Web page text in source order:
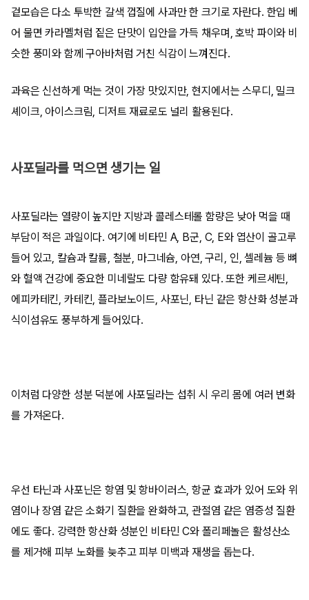
겉모습은 다소 투박한 갈색 껍질에 사과만 한 크기로 자란다. 한입 베
어 물면 카라멜처럼 짙은 단맛이 입안을 가득 채우며, 호박 파이와 비
슷한 풍미와 함께 구아바처럼 거친 식감이 느껴진다.
과육은 신선하게 먹는 것이 가장 맛있지만, 현지에서는 스무디, 밀크
셰이크, 아이스크림, 디저트 재료로도 널리 활용된다.
사포딜라를 먹으면 생기는 일
사포딜라는 열량이 높지만 지방과 콜레스테롤 함량은 낮아 먹을 때
부담이 적은 과일이다. 여기에 비타민 A, B군, C, E와 엽산이 골고루
들어 있고, 칼슘과 칼륨, 철분, 마그네슘, 아연, 구리, 인, 셀레늄 등 뼈
와 혈액 건강에 중요한 미네랄도 다량 함유돼 있다. 또한 케르세틴,
에피카테킨, 카테킨, 플라보노이드, 사포닌, 타닌 같은 항산화 성분과
식이섬유도 풍부하게 들어있다.
이처럼 다양한 성분 덕분에 사포딜라는 섭취 시 우리 몸에 여러 변화
를 가져온다.
우선 타닌과 사포닌은 항염 및 항바이러스, 항균 효과가 있어 도와 위
염이나 장염 같은 소화기 질환을 완화하고, 관절염 같은 염증성 질환
에도 좋다. 강력한 항산화 성분인 비타민 C와 폴리페놀은 활성산소
를 제거해 피부 노화를 늦추고 피부 미백과 재생을 돕는다.